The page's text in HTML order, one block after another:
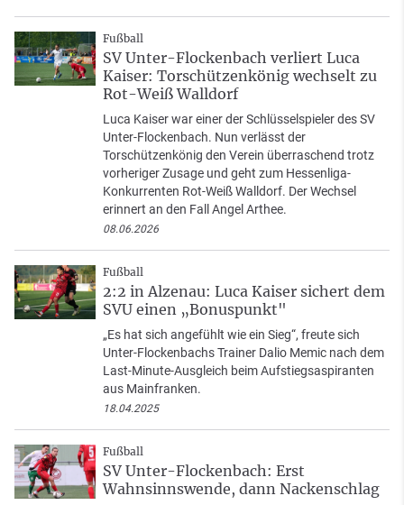
Fußball
SV Unter-Flockenbach verliert Luca
Kaiser: Torschützenkönig wechselt zu
Rot-Weiß Walldorf
Luca Kaiser war einer der Schlüsselspieler des SV
Unter-Flockenbach. Nun verlässt der
Torschützenkönig den Verein überraschend trotz
vorheriger Zusage und geht zum Hessenliga-
Konkurrenten Rot-Weiß Walldorf. Der Wechsel
erinnert an den Fall Angel Arthee.
08.06.2026
Fußball
2:2 in Alzenau: Luca Kaiser sichert dem
SVU einen „Bonuspunkt"
„Es hat sich angefühlt wie ein Sieg“, freute sich
Unter-Flockenbachs Trainer Dalio Memic nach dem
Last-Minute-Ausgleich beim Aufstiegsaspiranten
aus Mainfranken.
18.04.2025
Fußball
SV Unter-Flockenbach: Erst
Wahnsinnswende, dann Nackenschlag